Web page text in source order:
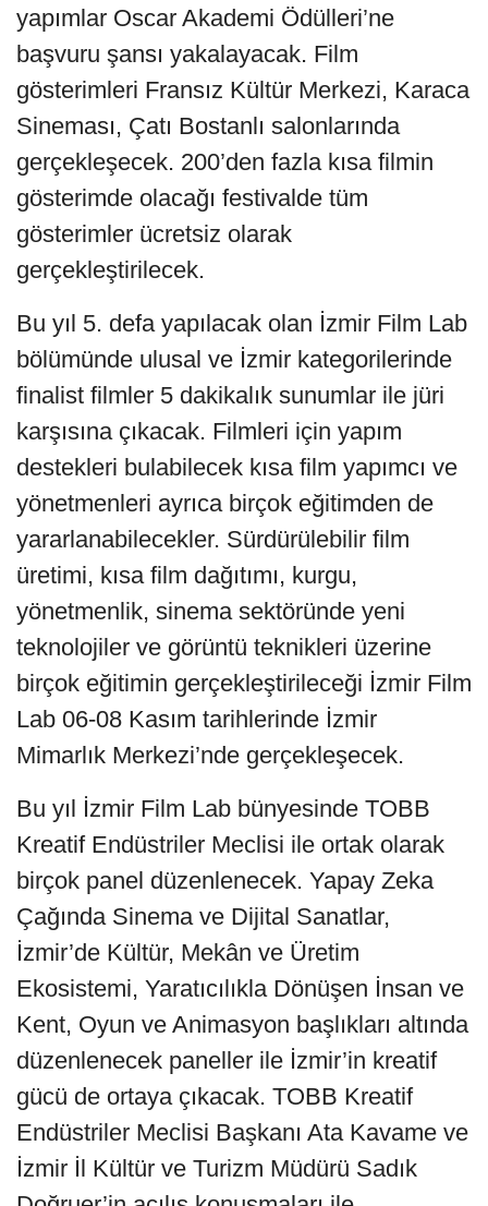
yapımlar Oscar Akademi Ödülleri’ne
başvuru şansı yakalayacak. Film
gösterimleri Fransız Kültür Merkezi, Karaca
Sineması, Çatı Bostanlı salonlarında
gerçekleşecek. 200’den fazla kısa filmin
gösterimde olacağı festivalde tüm
gösterimler ücretsiz olarak
gerçekleştirilecek.
Bu yıl 5. defa yapılacak olan İzmir Film Lab
bölümünde ulusal ve İzmir kategorilerinde
finalist filmler 5 dakikalık sunumlar ile jüri
karşısına çıkacak. Filmleri için yapım
destekleri bulabilecek kısa film yapımcı ve
yönetmenleri ayrıca birçok eğitimden de
yararlanabilecekler. Sürdürülebilir film
üretimi, kısa film dağıtımı, kurgu,
yönetmenlik, sinema sektöründe yeni
teknolojiler ve görüntü teknikleri üzerine
birçok eğitimin gerçekleştirileceği İzmir Film
Lab 06-08 Kasım tarihlerinde İzmir
Mimarlık Merkezi’nde gerçekleşecek.
Bu yıl İzmir Film Lab bünyesinde TOBB
Kreatif Endüstriler Meclisi ile ortak olarak
birçok panel düzenlenecek. Yapay Zeka
Çağında Sinema ve Dijital Sanatlar,
İzmir’de Kültür, Mekân ve Üretim
Ekosistemi, Yaratıcılıkla Dönüşen İnsan ve
Kent, Oyun ve Animasyon başlıkları altında
düzenlenecek paneller ile İzmir’in kreatif
gücü de ortaya çıkacak. TOBB Kreatif
Endüstriler Meclisi Başkanı Ata Kavame ve
İzmir İl Kültür ve Turizm Müdürü Sadık